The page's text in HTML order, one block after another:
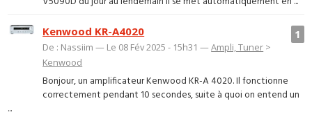
1
Kenwood KR-A4020
De : Nassiim — Le 08 Fév 2025 - 15h31 —Ampli, Tuner >
Kenwood
Bonjour, un amplificateur Kenwood KR-A 4020. Il fonctionne
correctement pendant 10 secondes, suite à quoi on entend un
...